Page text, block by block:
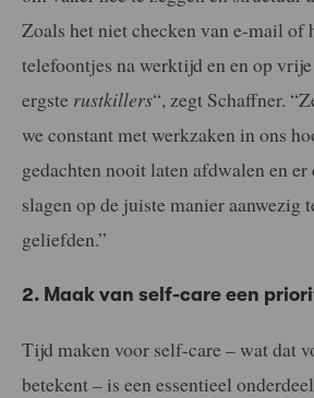
Zoals het niet checken van e-mail of
telefoontjes na werktijd en en op
ergste rustkillers“, zegt Schaffner.
we constant met werkzaken in ons
gedachten nooit laten afdwalen en
slagen op de juiste manier aanwezig
geliefden.”
2. Maak van self-care een
Tijd maken voor self-care – wat dat
betekent – is een essentieel